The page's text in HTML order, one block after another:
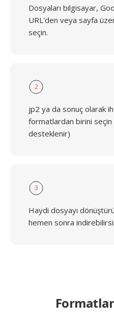
Dosyaları bilgisayar,
URL'den veya sayfa
seçin.
2
jp2 ya da sonuç olarak
formatlardan birini
desteklenir)
3
Haydi dosyayı
hemen sonra